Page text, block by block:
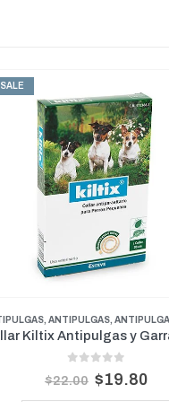
,ANTIPULGAS
SALE
ANTIPULGAS,ANTIPULGAS,ANTIPULGAS
out of 5
$33.00 $29.70